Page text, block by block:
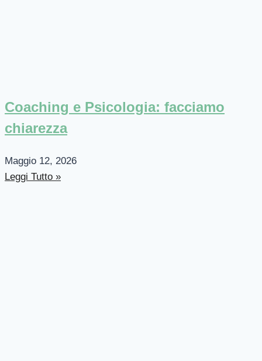
Coaching e Psicologia: facciamo
chiarezza
Maggio 12, 2026
Leggi Tutto »